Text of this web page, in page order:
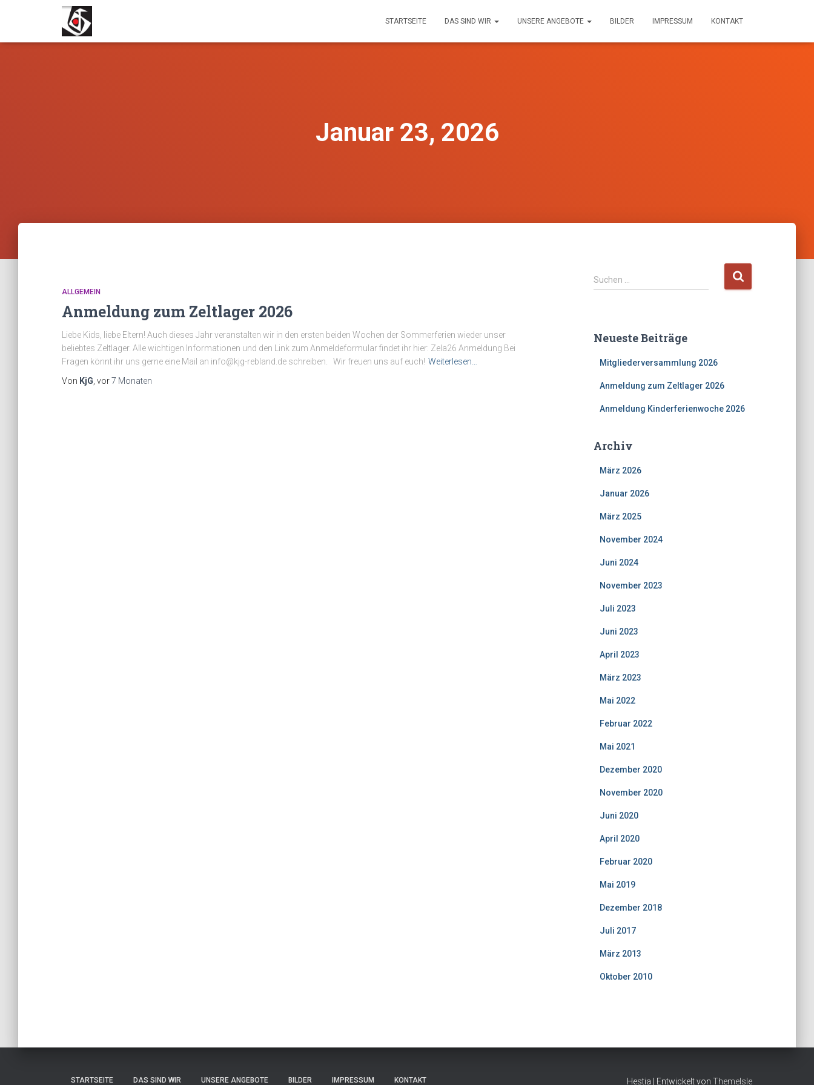
STARTSEITE DAS SIND WIR UNSERE ANGEBOTE BILDER IMPRESSUM KONTAKT
Januar 23, 2026
ALLGEMEIN
Anmeldung zum Zeltlager 2026
Liebe Kids, liebe Eltern! Auch dieses Jahr veranstalten wir in den ersten beiden Wochen der Sommerferien wieder unser
beliebtes Zeltlager. Alle wichtigen Informationen und den Link zum Anmeldeformular findet ihr hier: Zela26 Anmeldung Bei
Fragen könnt ihr uns gerne eine Mail an info@kjg-rebland.de schreiben. Wir freuen uns auf euch! Weiterlesen…
Von KjG , vor7 Monaten
S
u
n
Suchen …
Neueste Beiträge
Mitgliederversammlung 2026
Anmeldung zum Zeltlager 2026
Anmeldung Kinderferienwoche 2026
Archiv
März 2026
Januar 2026
März 2025
November 2024
Juni 2024
November 2023
Juli 2023
Juni 2023
April 2023
März 2023
Mai 2022
Februar 2022
Mai 2021
Dezember 2020
November 2020
Juni 2020
April 2020
Februar 2020
Mai 2019
Dezember 2018
Juli 2017
März 2013
Oktober 2010
STARTSEITE DAS SIND WIR UNSERE ANGEBOTE BILDER IMPRESSUM KONTAKT Hestia | Entwickelt von ThemeIsle